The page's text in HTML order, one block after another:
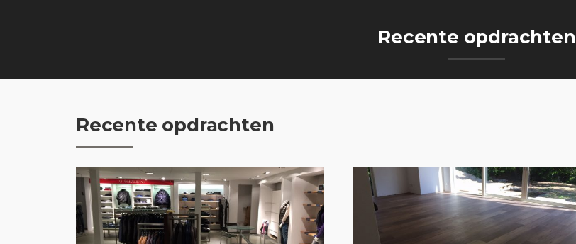
Recente opdrachten
Recente opdrachten